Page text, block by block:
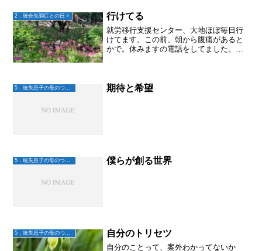
2．統合失調症との日々 行けてる
就労移行支援センター、大地ほぼ毎日行
けてます。この前、朝から腹痛があると
かで。休みますの電話をしてました。で
てます。一応腹痛の時は、...
5．統失息子の母のつぶやき 期待と希望
5．統失息子の母のつぶやき 僕らが創る世界
自分のトリセツ
自分のことって、案外わかってないか